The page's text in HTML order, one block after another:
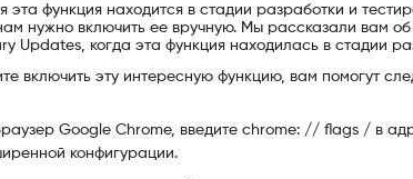
эта функция находится в стадии разработки и
нужно включить ее вручную. Мы рассказали вам
Updates, когда эта функция находилась в стадии
включить эту интересную функцию, вам помогут
Google Chrome, введите chrome: // flags / в
конфигурации.